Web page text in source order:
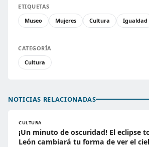
ETIQUETAS
Museo
Mujeres Cultura Igualdad
CATEGORÍA
Cultura
NOTICIAS RELACIONADAS
CULTURA
¡Un minuto de oscuridad! El eclipse
León cambiará tu forma de ver el